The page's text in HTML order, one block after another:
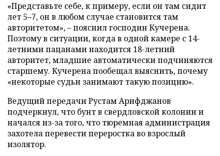
«Представьте себе, к примеру, если он там сидит
лет 5–7, он в любом случае становится там
авторитетом», – пояснил господин Кучерена.
Поэтому в ситуации, когда в одной камере с 14-
летними пацанами находится 18-летний
авторитет, младшие автоматически подчиняются
старшему. Кучерена пообещал выяснить, почему
«некоторые судьи занимают такую позицию».
Ведущий передачи Рустам Арифджанов
подчеркнул, что бунт в свердловской колонии и
начался из-за того, что тюремная администрация
захотела перевести переростка во взрослый
изолятор.